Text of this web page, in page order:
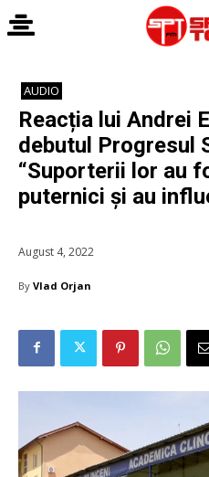
AUDIO
Reacția lui Andrei
debutul Progresul
“Suporterii lor au
puternici și au
August 4, 2022
By Vlad Orjan